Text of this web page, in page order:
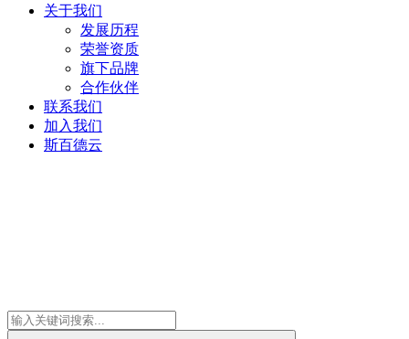
关于我们
发展历程
荣誉资质
旗下品牌
合作伙伴
联系我们
加入我们
斯百德云